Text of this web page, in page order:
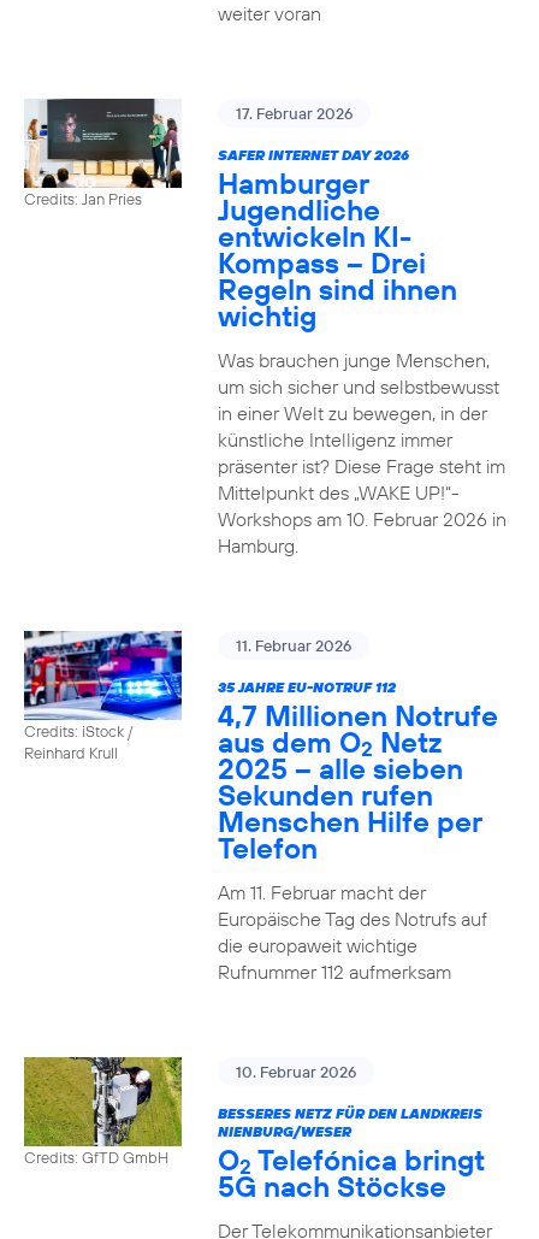
weiter voran
Credits: Jan Pries
17. Februar 2026
SAFER INTERNET DAY 2026
Hamburger
Jugendliche
entwickeln KI-
Kompass – Drei
Regeln sind ihnen
wichtig
Was brauchen junge Menschen,
um sich sicher und selbstbewusst
in einer Welt zu bewegen, in der
künstliche Intelligenz immer
präsenter ist? Diese Frage steht im
Mittelpunkt des „WAKE UP!“-
Workshops am 10. Februar 2026 in
Hamburg.
Credits: iStock /
Reinhard Krull
11. Februar 2026
35 JAHRE EU-NOTRUF 112
4,7 Millionen Notrufe
aus dem O2 Netz
2025 – alle sieben
Sekunden rufen
Menschen Hilfe per
Telefon
Am 11. Februar macht der
Europäische Tag des Notrufs auf
die europaweit wichtige
Rufnummer 112 aufmerksam
Credits: GfTD GmbH
10. Februar 2026
BESSERES NETZ FÜR DEN LANDKREIS
NIENBURG/WESER
O2 Telefónica bringt
5G nach Stöckse
Der Telekommunikationsanbieter